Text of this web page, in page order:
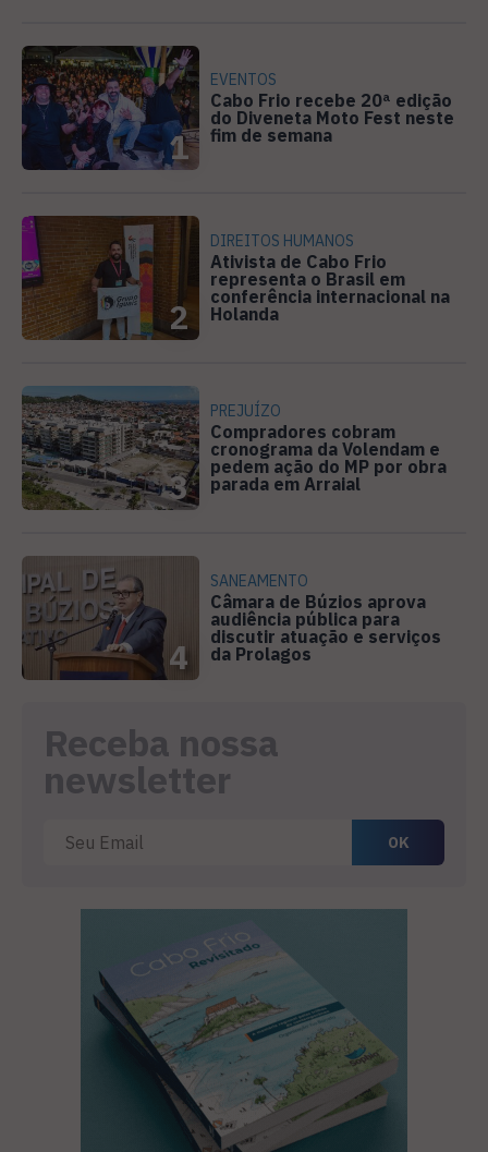
1
EVENTOS
Cabo Frio recebe 20ª edição
do Diveneta Moto Fest neste
fim de semana
2
DIREITOS HUMANOS
Ativista de Cabo Frio
representa o Brasil em
conferência internacional na
Holanda
3
PREJUÍZO
Compradores cobram
cronograma da Volendam e
pedem ação do MP por obra
parada em Arraial
4
SANEAMENTO
Câmara de Búzios aprova
audiência pública para
discutir atuação e serviços
da Prolagos
Receba nossa
newsletter